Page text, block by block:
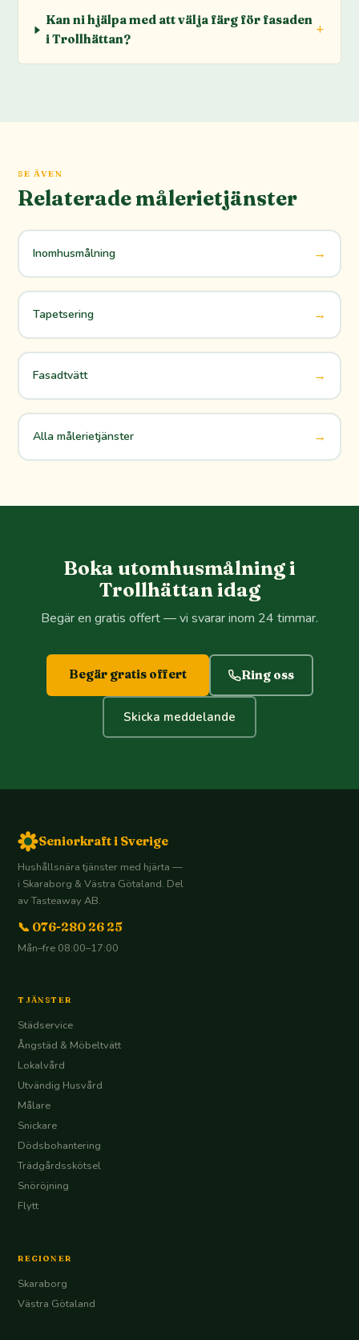
Kan ni hjälpa med att välja färg för fasaden
i Trollhättan?
SE ÄVEN
Relaterade målerietjänster
Inomhusmålning →
Tapetsering →
Fasadtvätt →
Alla målerietjänster →
Boka utomhusmålning i
Trollhättan idag
Begär en gratis offert — vi svarar inom 24 timmar.
Begär gratis offert Ring oss
Skicka meddelande
Seniorkraft i Sverige
Hushållsnära tjänster med hjärta —
i Skaraborg & Västra Götaland. Del
av Tasteaway AB.
📞 076-280 26 25
Mån–fre 08:00–17:00
TJÄNSTER
Städservice
Ångstäd & Möbeltvätt
Lokalvård
Utvändig Husvård
Målare
Snickare
Dödsbohantering
Trädgårdsskötsel
Snöröjning
Flytt
REGIONER
Skaraborg
Västra Götaland